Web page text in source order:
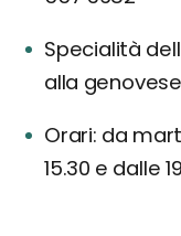
Specialità
alla genovese
Orari: da
15.30 e dalle